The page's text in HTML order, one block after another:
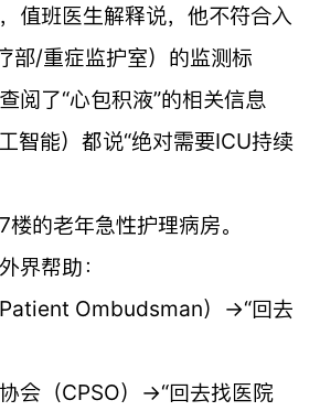
值班医生解释说，他不符合入
部/重症监护室）的监测标
阅了“心包积液”的相关信息
智能） 都说“绝对需要ICU持续
的老年急性护理病房。
界帮助：
Ombudsman）→“回去
会（CPSO）→“回去找医院